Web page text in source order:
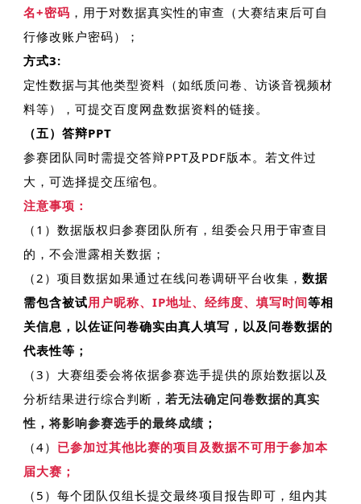
名+密码 ，用于对数据真实性的审查（大赛结束后可自
行修改账户密码）；
方式3:
定性数据与其他类型资料（如纸质问卷、访谈音视频材
料等），可提交百度网盘数据资料的链接。
（五）答辩PPT
参赛团队同时需提交答辩PPT及PDF版本。若文件过
大，可选择提交压缩包。
注意事项：
（1）数据版权归参赛团队所有，组委会只用于审查目
的，不会泄露相关数据；
（2）项目数据如果通过在线问卷调研平台收集， 数据
需包含被试用户昵称、IP地址、经纬度、填写时间等相
关信息，以佐证问卷确实由真人填写，以及 问卷数据的
代表性等；
（3）大赛组委会将依据参赛选手提供的原始数据以及
分析结果进行综合判断， 若无法确定问卷数据的真实
性，将影响参赛选手的最终成绩 ；
（4） 已参加过其他比赛的项目及数据不可用于参加本
届大赛；
（5）每个团队仅组长提交最终项目报告即可，组内其